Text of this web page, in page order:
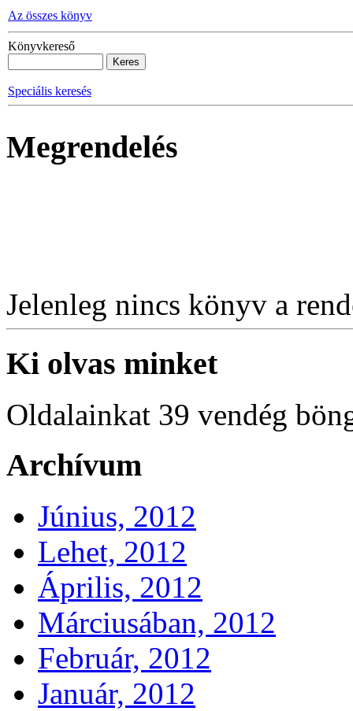
Az összes könyv
Könyvkereső
Speciális keresés
Megrendelés
Jelenleg nincs könyv a
Ki olvas minket
Oldalainkat 39 vendég
Archívum
Június, 2012
Lehet, 2012
Április, 2012
Márciusában, 2012
Február, 2012
Január, 2012